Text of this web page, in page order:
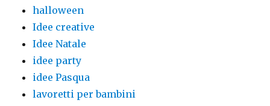
halloween
Idee creative
Idee Natale
idee party
idee Pasqua
lavoretti per bambini